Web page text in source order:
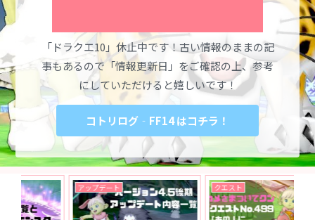
「ドラクエ10」休止中です！古い情報のままの記
事もあるので「情報更新日」をご確認の上、参考
にしていただけると嬉しいです！
コトリログ‐FF14 はコチラ！
アップデート クエスト